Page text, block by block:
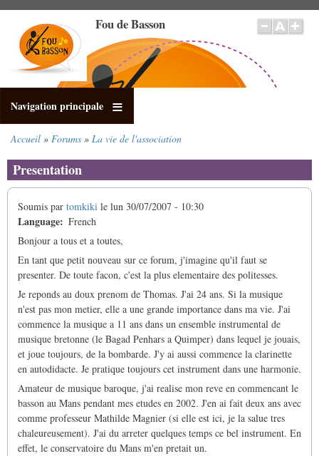
contenu
principal
Fou de Basson
Navigation principale
d'Ariane
Accueil Forums La vie de l'association
Presentation
Soumis par tomkiki le lun 30/07/2007 - 10:30
Language
French
Bonjour a tous et a toutes,
En tant que petit nouveau sur ce forum, j'imagine qu'il faut se
presenter. De toute facon, c'est la plus elementaire des politesses.
Je reponds au doux prenom de Thomas. J'ai 24 ans. Si la musique
n'est pas mon metier, elle a une grande importance dans ma vie. J'ai
commence la musique a 11 ans dans un ensemble instrumental de
musique bretonne (le Bagad Penhars a Quimper) dans lequel je jouais,
et joue toujours, de la bombarde. J'y ai aussi commence la clarinette
en autodidacte. Je pratique toujours cet instrument dans une harmonie.
Amateur de musique baroque, j'ai realise mon reve en commencant le
basson au Mans pendant mes etudes en 2002. J'en ai fait deux ans avec
comme professeur Mathilde Magnier (si elle est ici, je la salue tres
chaleureusement). J'ai du arreter quelques temps ce bel instrument. En
effet, le conservatoire du Mans m'en pretait un.